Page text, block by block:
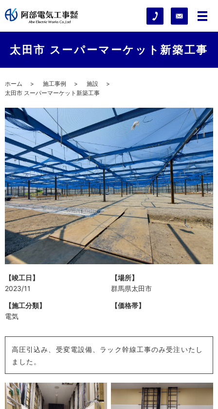
太田市 スーパーマーケット新築工事
ホーム 施工事例
施設
太田市 スーパーマーケット新築工事
【竣工日】
2023/11
【場所】
群馬県太田市
【施工分類】
電気
【価格帯】
高圧引込み、受変電設備、ラック幹線工事のみ受注いたし
ました。